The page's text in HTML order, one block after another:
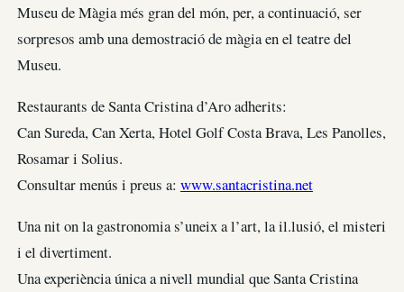
Museu de Màgia més gran del món, per, a continuació, ser
sorpresos amb una demostració de màgia en el teatre del
Museu.
Restaurants de Santa Cristina d’Aro adherits:
Can Sureda, Can Xerta, Hotel Golf Costa Brava, Les Panolles,
Rosamar i Solius.
Consultar menús i preus a: www.santacristina.net
Una nit on la gastronomia s’uneix a l’art, la il.lusió, el misteri
i el divertiment.
Una experiència única a nivell mundial que Santa Cristina